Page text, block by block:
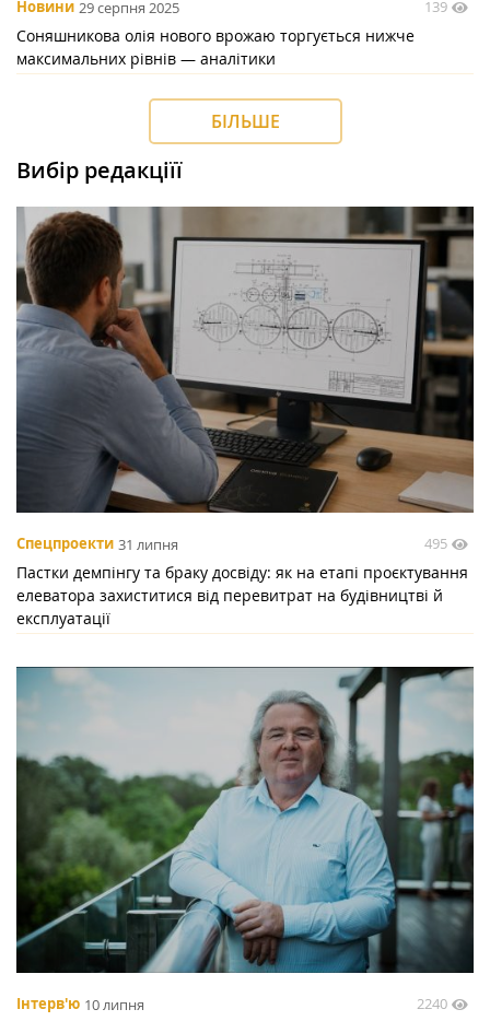
Новини 29 серпня 2025 139
Соняшникова олія нового врожаю торгується нижче
максимальних рівнів — аналітики
БІЛЬШЕ
Вибір редакціїї
Спецпроекти 31 липня 495
Пастки демпінгу та браку досвіду: як на етапі проєктування
елеватора захиститися від перевитрат на будівництві й
експлуатації
Інтерв'ю 10 липня 2240